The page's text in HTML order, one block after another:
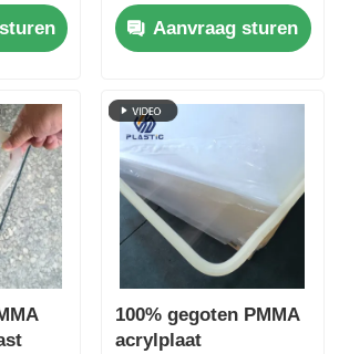
Plexiglasplaat
Aanvraag sturen
100% gegoten PMMA
acrylplaat